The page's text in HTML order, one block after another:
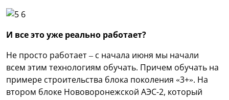
И все это уже реально работает?
Не просто работает – с начала июня мы начали
всем этим технологиям обучать. Причем обучать на
примере строительства блока поколения «3+». На
втором блоке Нововоронежской АЭС-2, который